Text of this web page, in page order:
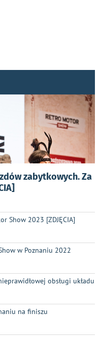
zabytkowych. Za
Show 2023 [ZDJĘCIA]
w Poznaniu 2022
obsługi układu
na finiszu